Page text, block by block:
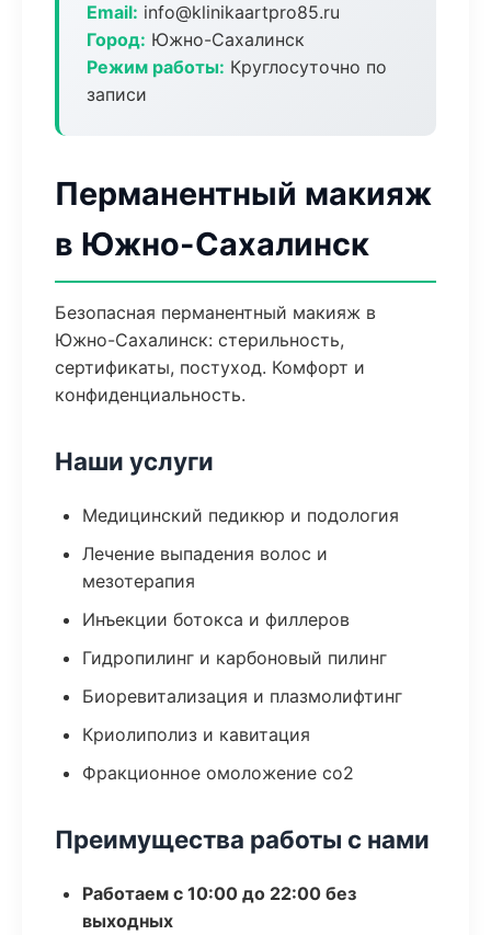
Email: info@klinikaartpro85.ru
Город: Южно-Сахалинск
Режим работы: Круглосуточно по
записи
Перманентный макияж
в Южно-Сахалинск
Безопасная перманентный макияж в
Южно-Сахалинск: стерильность,
сертификаты, постуход. Комфорт и
конфиденциальность.
Наши услуги
Медицинский педикюр и подология
Лечение выпадения волос и
мезотерапия
Инъекции ботокса и филлеров
Гидропилинг и карбоновый пилинг
Биоревитализация и плазмолифтинг
Криолиполиз и кавитация
Фракционное омоложение co2
Преимущества работы с нами
Работаем с 10:00 до 22:00 без
выходных